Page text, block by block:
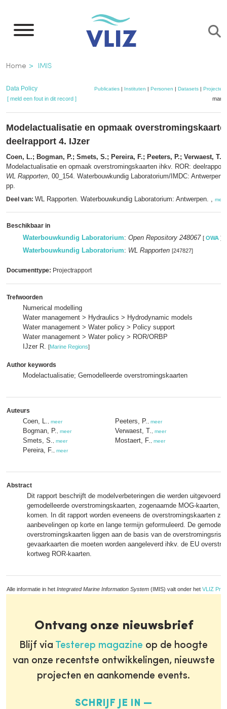
naar
inhoud
gaan
Kruimelpad
Home IMIS
Data Policy Publicaties| Instituten | Personen | Datasets| Projecten
[ meld een fout in dit record ]
Modelactualisatie en opmaak
deelrapport 4. IJzer
Coen, L.; Bogman, P.; Smets, S.; Pereira, F.; Peeters, P.; Verwaest, T.;
Modelactualisatie en opmaak overstromingskaarten ihkv. ROR:
WL Rapporten, 00_154. Waterbouwkundig Laboratorium/IMDC:
pp.
Deel van: WL Rapporten. Waterbouwkundig Laboratorium: Antwerpen. , meer
Beschikbaar in
Waterbouwkundig Laboratorium: Open Repository 248067 [ OWA ]
Waterbouwkundig Laboratorium: WL Rapporten [247827]
Documenttype: Projectrapport
Trefwoorden
Numerical modelling
Water management > Hydraulics > Hydrodynamic models
Water management > Water policy > Policy support
Water management > Water policy > ROR/ORBP
IJzer R. [Marine Regions]
Author keywords
Modelactualisatie; Gemodelleerde overstromingskaarten
Auteurs
Coen, L. meer
Bogman, P. meer
Smets, S. meer
Pereira, F. meer
Peeters, P. meer
Verwaest, T. meer
Mostaert, F. meer
Abstract
Dit rapport beschrijft de modelverbeteringen die werden uitgevoerd
gemodelleerde overstromingskaarten, zogenaamde MOG-kaarten,
komen. In dit rapport worden eveneens de overstromingskaarten
aanbevelingen op korte en lange termijn geformuleerd. De
overstromingskaarten liggen aan de basis van de
gevaarkaarten die moeten worden aangeleverd ihkv. de EU
kortweg ROR-kaarten.
Alle informatie in het Integrated Marine Information System (IMIS) valt onder het VLIZ
Ontvang onze nieuwsbrief
Blijf via Testerep magazine op de hoogte
van onze recentste ontwikkelingen, nieuwste
projecten en aankomende events.
SCHRIJF JE IN